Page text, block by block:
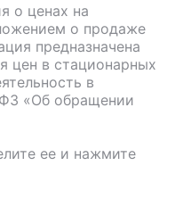
о ценах на
о продаже
предназначена
цен в стационарных
в
«Об обращении
ее и нажмите